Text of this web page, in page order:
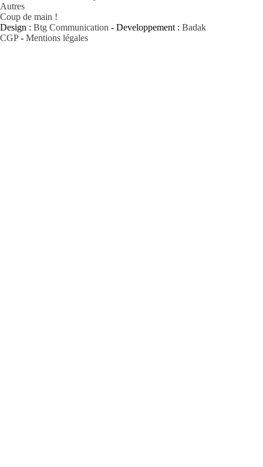
Autres
Coup de main !
Design : Btg Communication - Developpement : Badak
CGP- Mentions légales